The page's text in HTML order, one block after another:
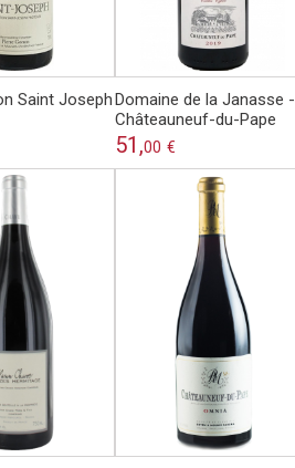
Saint JosephDomaine de la Janasse -
Châteauneuf-du-Pape
51,00 €